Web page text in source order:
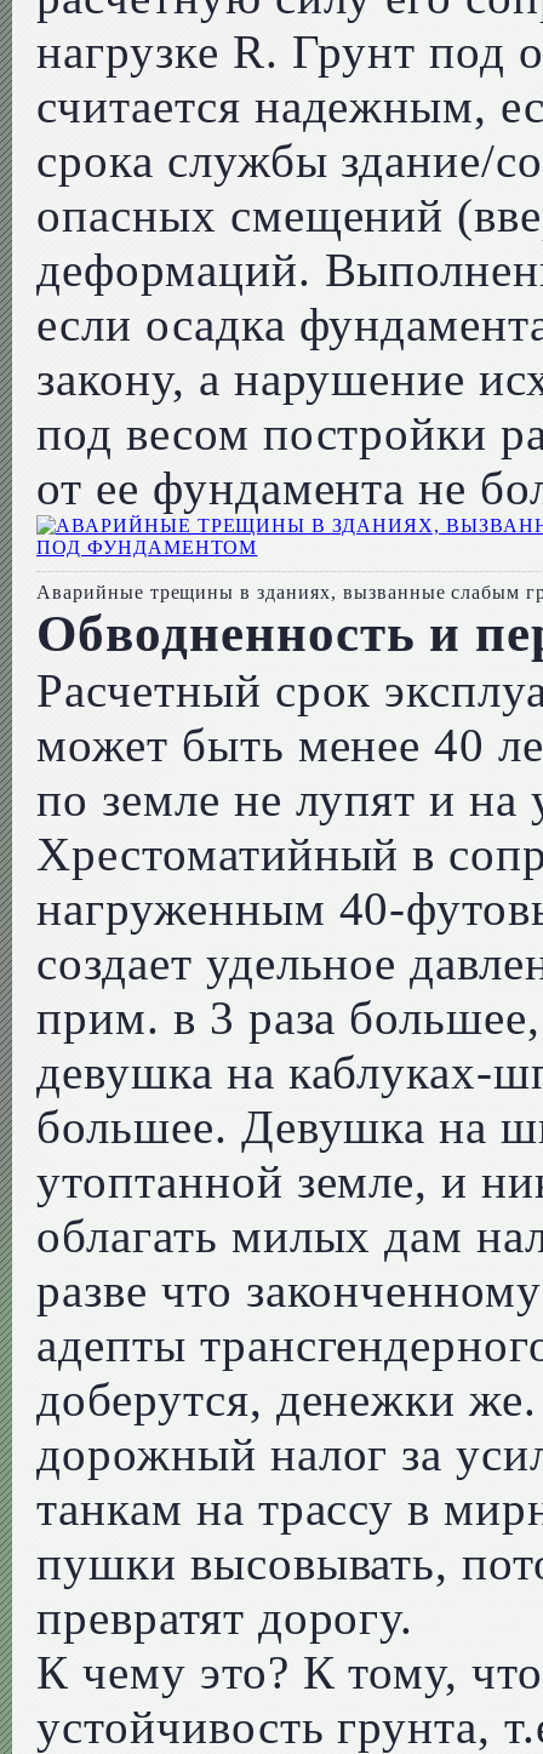
нагрузке R. Грунт под
считается надежным,
срока службы здание/
опасных смещений
деформаций.
если осадка
закону, а нарушение
под весом постройки
от ее фундамента не
Аварийные трещины в зданиях, вызванные слабым
Обводненность и
Расчетный срок
может быть менее 40
по земле не лупят и на
Хрестоматийный в
нагруженным 40-
создает удельное
прим. в 3 раза
девушка на каблуках-
большее. Девушка на
утоптанной земле, и
облагать милых дам
разве что
адепты
доберутся, денежки
дорожный налог за
танкам на трассу в
пушки высовывать,
превратят дорогу.
К чему это? К тому,
устойчивость грунта,